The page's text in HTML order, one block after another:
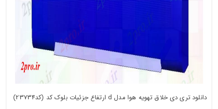
دانلود تری دی خلاق تهویه هوا مدل d ارتفاع جزئیات بلوک کد (کد23734)